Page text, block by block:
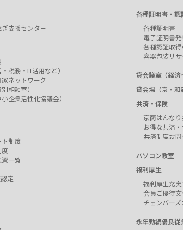
支援センター
税務・IT活用など）
ネットワーク
相談室）
企業活性化協議会）
ト制度
度
一覧
定
各種証明書・認
各種証明書
電子証明書
各種認証取
容器包装リ
貸会議室（経済
貸会場（京・和
共済・保険
京商はんな
お得な共済
共済制度お問
パソコン教室
福利厚生
福利厚生充
会員ご優待
チェンバーズ
永年勤続優良従